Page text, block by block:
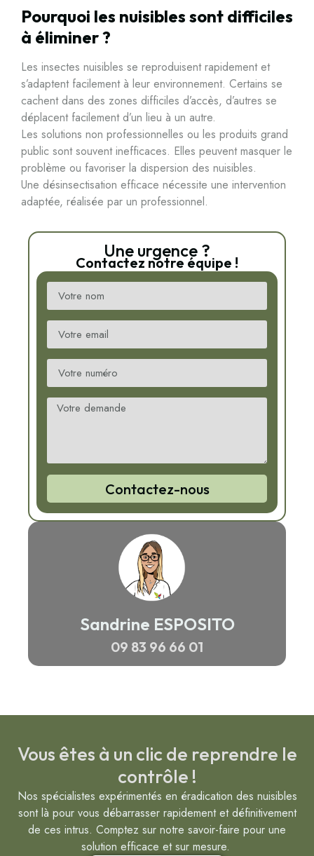
Une urgence ?
Contactez notre équipe !
Contactez-nous
Sandrine ESPOSITO
09 83 96 66 01
Pourquoi les nuisibles sont difficiles
à éliminer ?
Les insectes nuisibles se reproduisent rapidement et
s’adaptent facilement à leur environnement. Certains se
cachent dans des zones difficiles d’accès, d’autres se
déplacent facilement d’un lieu à un autre.
Les solutions non professionnelles ou les produits grand
public sont souvent inefficaces. Elles peuvent masquer le
problème ou favoriser la dispersion des nuisibles.
Une désinsectisation efficace nécessite une intervention
adaptée, réalisée par un professionnel.
Vous êtes à un clic de reprendre le
contrôle !
Nos spécialistes expérimentés en éradication des nuisibles
sont là pour vous débarrasser rapidement et définitivement
de ces intrus. Comptez sur notre savoir-faire pour une
solution efficace et sur mesure.